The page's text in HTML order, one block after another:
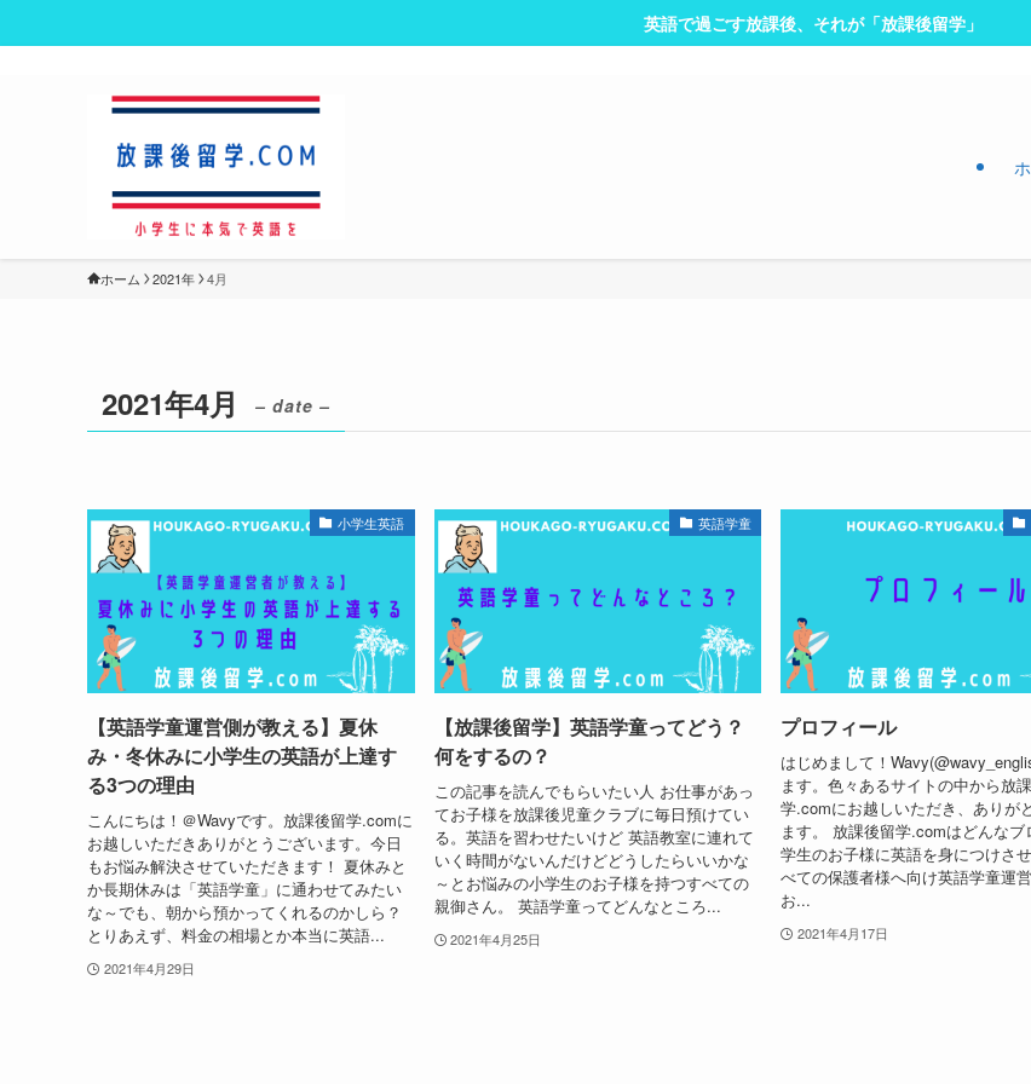
英語で過ごす放課後、それが「放課後留学」
ホーム 2021年 4月
2021年4月 – date –
小学生英語
【英語学童運営側が教える】夏休
み・冬休みに小学生の英語が上達す
る3つの理由
こんにちは！＠Wavyです。放課後留学.comに
お越しいただきありがとうございます。今日
もお悩み解決させていただきます！ 夏休みと
か長期休みは「英語学童」に通わせてみたい
な～でも、朝から預かってくれるのかしら？
とりあえず、料金の相場とか本当に英語...
2021年4月29日
英語学童
【放課後留学】英語学童ってどう？
何をするの？
この記事を読んでもらいたい人 お仕事があっ
てお子様を放課後児童クラブに毎日預けてい
る。英語を習わせたいけど 英語教室に連れて
いく時間がないんだけどどうしたらいいかな
～とお悩みの小学生のお子様を持つすべての
親御さん。 英語学童ってどんなところ...
2021年4月25日
プロフィール
はじめまして！
ます。色々あるサイトの中から放
学.comにお越しいただき、ありが
ます。 放課後留学.comはどんなブ
学生のお子様に英語を身につけさ
べての保護者様へ向け英語学童運
お...
2021年4月17日